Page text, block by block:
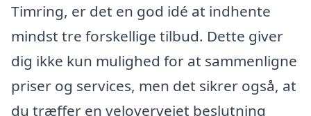
Timring, er det en god idé at indhente
mindst tre forskellige tilbud. Dette giver
dig ikke kun mulighed for at sammenligne
priser og services, men det sikrer også, at
du træffer en velovervejet beslutning